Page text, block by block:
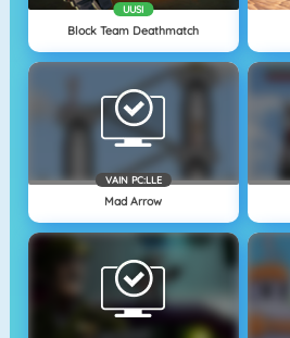
UUSI
Block Team Deathmatch
VAIN PC:LLE
Mad Arrow